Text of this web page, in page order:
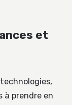
et
prendre en